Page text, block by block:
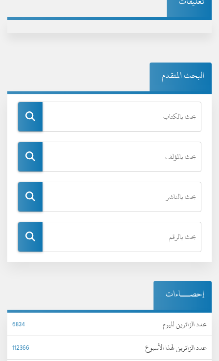
البحث المتقدم
إحصـــاءات
عدد الزائرين لليوم
6834
عدد الزائرين لهذا الأسبوع
112366